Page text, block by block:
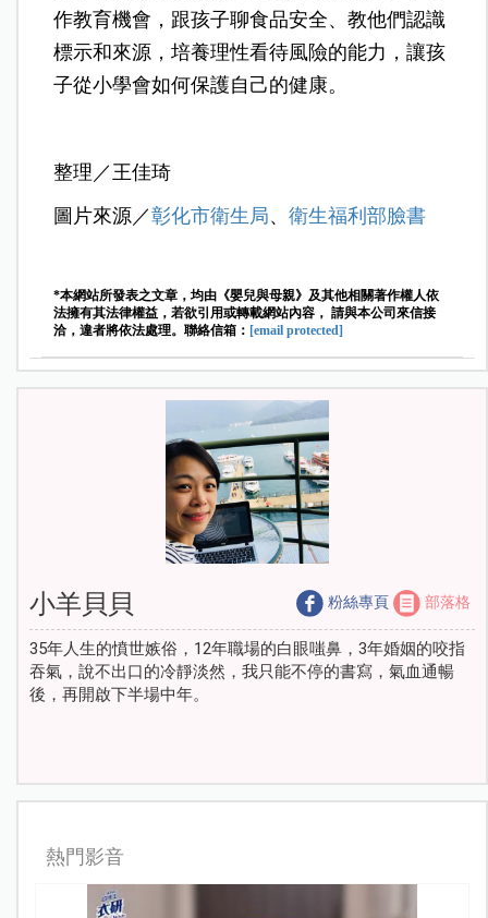
作教育機會，跟孩子聊食品安全、教他們認識
標示和來源，培養理性看待風險的能力，讓孩
子從小學會如何保護自己的健康。
整理／王佳琦
圖片來源／彰化市衛生局、衛生福利部臉書
*本網站所發表之文章，均由《嬰兒與母親》及其他相關著作權人依
法擁有其法律權益，若欲引用或轉載網站內容， 請與本公司來信接
洽，違者將依法處理。聯絡信箱： [email protected]
小羊貝貝 粉絲專頁 部落格
35年人生的憤世嫉俗，12年職場的白眼嗤鼻，3年婚姻的咬指
吞氣，說不出口的冷靜淡然，我只能不停的書寫，氣血通暢
後，再開啟下半場中年。
熱門影音